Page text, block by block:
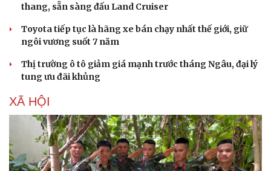
thang, sẵn sàng đấu Land Cruiser
Toyota tiếp tục là hãng xe bán chạy nhất thế giới, giữ
ngôi vương suốt 7 năm
Thị trường ô tô giảm giá mạnh trước tháng Ngâu, đại lý
tung ưu đãi khủng
XÃ HỘI